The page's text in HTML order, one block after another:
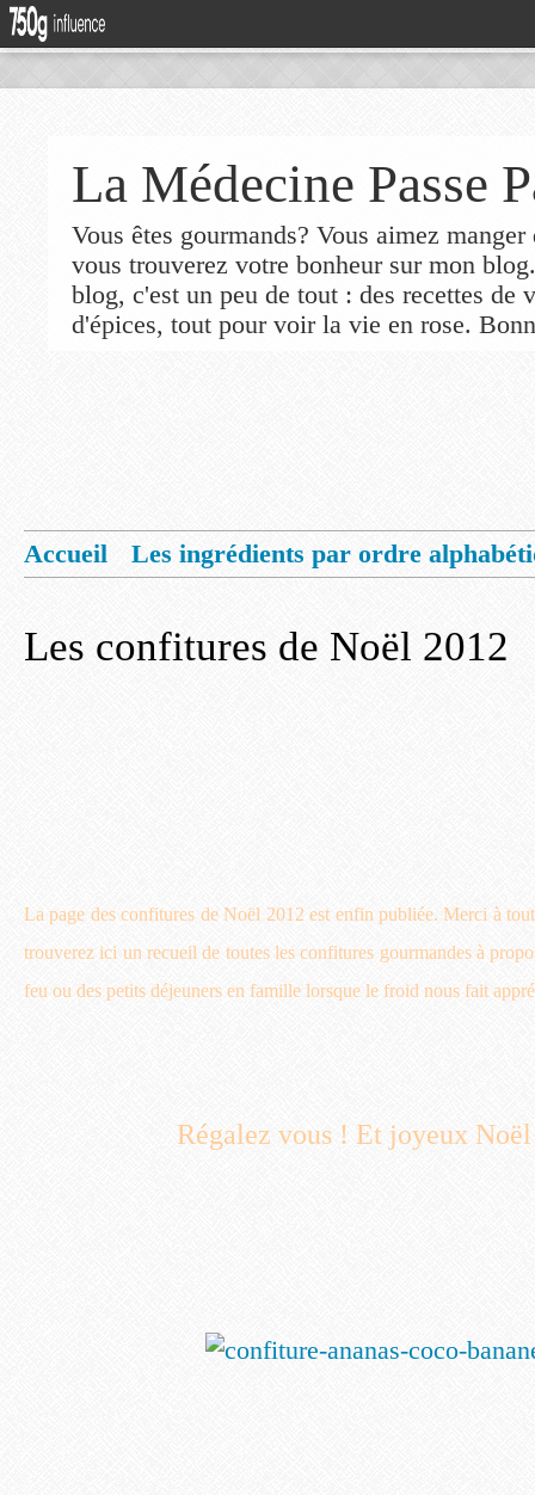
La Médecine Passe
Vous êtes gourmands? Vous aimez
vous trouverez votre bonheur sur mon
blog, c'est un peu de tout : des recettes de
d'épices, tout pour voir la vie en rose.
Accueil
Les ingrédients par ordre
Les confitures de Noël 2012
La page des confitures de Noël 2012 est enfin publiée. Merci à
trouverez ici un recueil de toutes les confitures gourmandes à
feu ou des petits déjeuners en famille lorsque le froid nous fait
Régalez vous ! Et joyeux